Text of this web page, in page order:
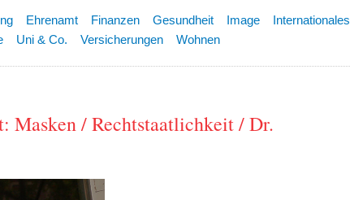
Ehrenamt Finanzen Gesundheit Image Internationales
Uni & Co. Versicherungen Wohnen
Masken / Rechtstaatlichkeit / Dr.